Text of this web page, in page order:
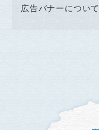
広告バナーについて